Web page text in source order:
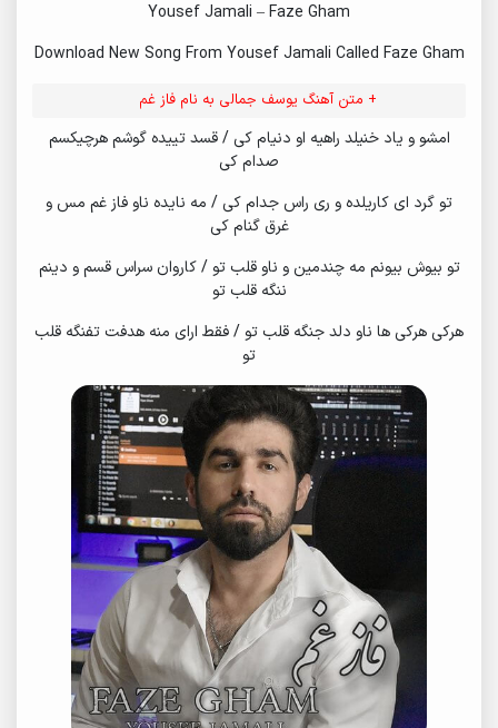
Yousef Jamali – Faze Gham
Download New Song From Yousef Jamali Called Faze Gham
+ متن آهنگ یوسف جمالی به نام فاز غم
امشو و یاد خنیلد راهیه او دنیام کی / قسد تییده گوشم هرچیکسم
صدام کی
تو گرد ای کاریلده و ری راس جدام کی / مه نایده ناو فاز غم مس و
غرق گنام کی
تو بیوش بیونم مه چندمین و ناو قلب تو / کاروان سراس قسم و دینم
ننگه قلب تو
هرکی هرکی ها ناو دلد جنگه قلب تو / فقط ارای منه هدفت تفنگه قلب
تو